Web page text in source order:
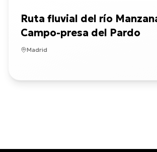
Ruta fluvial del río
Campo-presa del Pardo
Madrid